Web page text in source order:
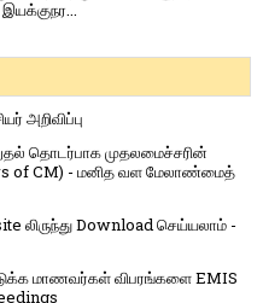
அறிவிப்பு
தொடர்பாக முதலமைச்சரின்
of CM) - மனித வள மேலாண்மைத்
லிருந்து Download செய்யலாம் -
மாணவர்கள் விபரங்களை EMIS